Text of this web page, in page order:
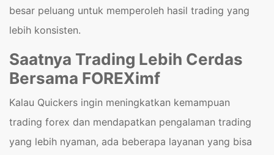
besar peluang untuk memperoleh hasil trading yang
lebih konsisten.
Saatnya Trading Lebih Cerdas
Bersama FOREXimf
Kalau Quickers ingin meningkatkan kemampuan
trading forex dan mendapatkan pengalaman trading
yang lebih nyaman, ada beberapa layanan yang bisa